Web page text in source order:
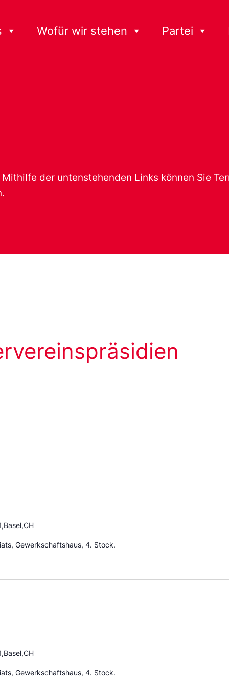
Wofür wir stehen Partei
der untenstehenden Links können Sie
Gewerkschaftshaus, 4. Stock.
Gewerkschaftshaus, 4. Stock.